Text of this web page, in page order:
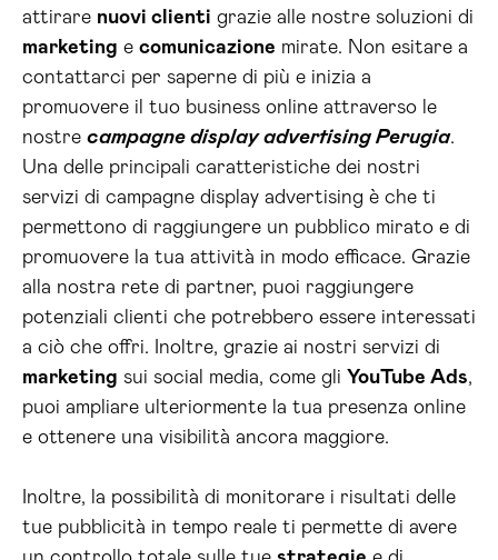
attirare nuovi clienti grazie alle nostre soluzioni di
marketing e comunicazione mirate. Non esitare a
contattarci per saperne di più e inizia a
promuovere il tuo business online attraverso le
nostre campagne display advertising Perugia.
Una delle principali caratteristiche dei nostri
servizi di campagne display advertising è che ti
permettono di raggiungere un pubblico mirato e di
promuovere la tua attività in modo efficace. Grazie
alla nostra rete di partner, puoi raggiungere
potenziali clienti che potrebbero essere interessati
a ciò che offri. Inoltre, grazie ai nostri servizi di
marketing sui social media, come gli YouTube Ads,
puoi ampliare ulteriormente la tua presenza online
e ottenere una visibilità ancora maggiore.
Inoltre, la possibilità di monitorare i risultati delle
tue pubblicità in tempo reale ti permette di avere